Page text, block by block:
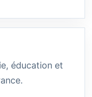
éducation et